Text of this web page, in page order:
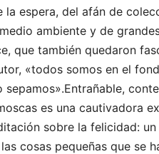
espera, del afán de
ambiente y de
que también quedaron
«todos somos en el
es una cautivadora
sobre la felicidad:
cosas pequeñas que se